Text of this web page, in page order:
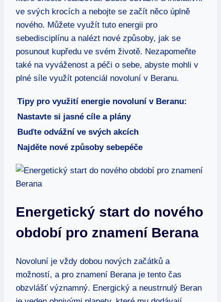
‍ve‌ svých krocích a⁣ nebojte se začít něco úplně
⁢nového. Můžete využít ⁢tuto⁢ energii⁣ pro
sebedisciplínu ‌a nalézt nové způsoby, ‌jak se
posunout ‍kupředu ve svém životě. Nezapomeňte
také na vyváženost⁤ a péči o sebe, abyste mohli v⁣
plné⁣ síle ​využít potenciál ⁣novoluní v Beranu.
Tipy pro‌ využití energie novoluní v Beranu:
Nastavte si jasné cíle⁣ a plány
Buďte odvážní ve svých akcích
Najděte nové způsoby sebepéče
Energetický start do nového
​období pro znamení Berana
Novoluní je vždy dobou nových začátků a
možností, a ⁤pro znamení Berana je tento​ čas
obzvlášť významný. Energický‌ a neustrnulý Beran